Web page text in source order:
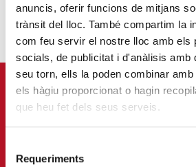
anuncis, oferir funcions de mitjans
trànsit del lloc. També compartim la
com feu servir el nostre lloc amb els
socials, de publicitat i d'anàlisis amb
seu torn, ells la poden combinar
els hàgiu proporcionat o hagin
que heu fet dels seus serveis.
Requeriments
APÚNTATE A NUESTRA